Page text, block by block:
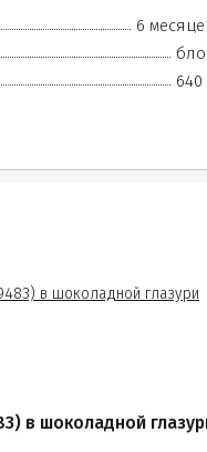
6
640
в шоколадной